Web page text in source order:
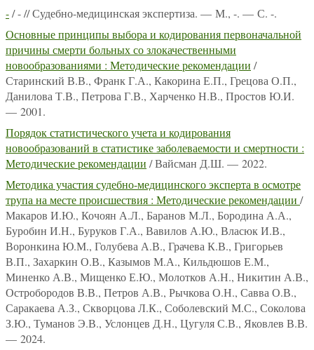
-/ - // Судебно-медицинская экспертиза. — М., -. — С. -.
Основные принципы выбора и кодирования первоначальной
причины смерти больных со злокачественными
новообразованиями : Методические рекомендации /
Старинский В.В., Франк Г.А., Какорина Е.П., Грецова О.П.,
Данилова Т.В., Петрова Г.В., Харченко Н.В., Простов Ю.И.
— 2001.
Порядок статистического учета и кодирования
новообразований в статистике заболеваемости и смертности :
Методические рекомендации / Вайсман Д.Ш. — 2022.
Методика участия судебно-медицинского эксперта в осмотре
трупа на месте происшествия : Методические рекомендации /
Макаров И.Ю., Кочоян А.Л., Баранов М.Л., Бородина А.А.,
Буробин И.Н., Буруков Г.А., Вавилов А.Ю., Власюк И.В.,
Воронкина Ю.М., Голубева А.В., Грачева К.В., Григорьев
В.П., Захаркин О.В., Казымов М.А., Кильдюшов Е.М.,
Миненко А.В., Мищенко Е.Ю., Молотков А.Н., Никитин А.В.,
Остробородов В.В., Петров А.В., Рычкова О.Н., Савва О.В.,
Саракаева А.З., Скворцова Л.К., Соболевский М.С., Соколова
З.Ю., Туманов Э.В., Услонцев Д.Н., Цугуля С.В., Яковлев В.В.
— 2024.